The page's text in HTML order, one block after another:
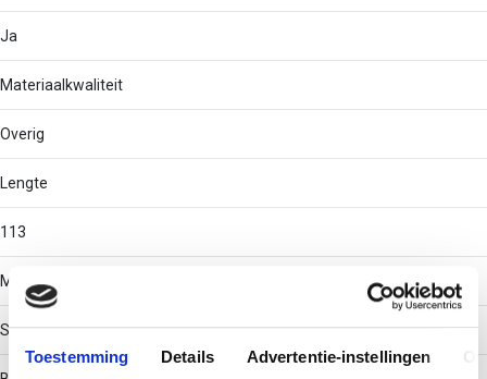
Toestemming Details Advertentie-instellingen
Ja
Materiaalkwaliteit
Overig
Lengte
113
Materiaal
Staal